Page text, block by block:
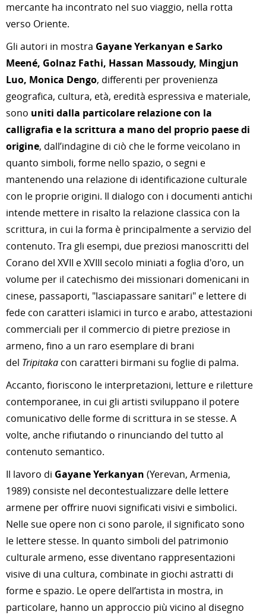
mercante ha incontrato nel suo viaggio, nella rotta
verso Oriente.
Gli autori in mostra Gayane Yerkanyan e Sarko
Meené, Golnaz Fathi, Hassan Massoudy, Mingjun
Luo, Monica Dengo, differenti per provenienza
geografica, cultura, età, eredità espressiva e materiale,
sono uniti dalla particolare relazione con la
calligrafia e la scrittura a manodel proprio paese di
origine, dall’indagine di ciò che le forme veicolano in
quanto simboli, forme nello spazio, o segni e
mantenendo una relazione di identificazione culturale
con le proprie origini. Il dialogo con i documenti antichi
intende mettere in risalto la relazione classica con la
scrittura, in cui la forma è principalmente a servizio del
contenuto. Tra gli esempi, due preziosi manoscritti del
Corano del XVII e XVIII secolo miniati a foglia d'oro, un
volume per il catechismo dei missionari domenicani in
cinese, passaporti, "lasciapassare sanitari" e lettere di
fede con caratteri islamici in turco e arabo, attestazioni
commerciali per il commercio di pietre preziose in
armeno, fino a un raro esemplare di brani
del Tripitaka con caratteri birmani su foglie di palma.
Accanto, fioriscono le interpretazioni, letture e riletture
contemporanee, in cui gli artisti sviluppano il potere
comunicativo delle forme di scrittura in se stesse. A
volte, anche rifiutando o rinunciando del tutto al
contenuto semantico.
Il lavoro di Gayane Yerkanyan (Yerevan, Armenia,
1989) consiste nel decontestualizzare delle lettere
armene per offrire nuovi significati visivi e simbolici.
Nelle sue opere non ci sono parole, il significato sono
le lettere stesse. In quanto simboli del patrimonio
culturale armeno, esse diventano rappresentazioni
visive di una cultura, combinate in giochi astratti di
forme e spazio. Le opere dell’artista in mostra, in
particolare, hanno un approccio più vicino al disegno